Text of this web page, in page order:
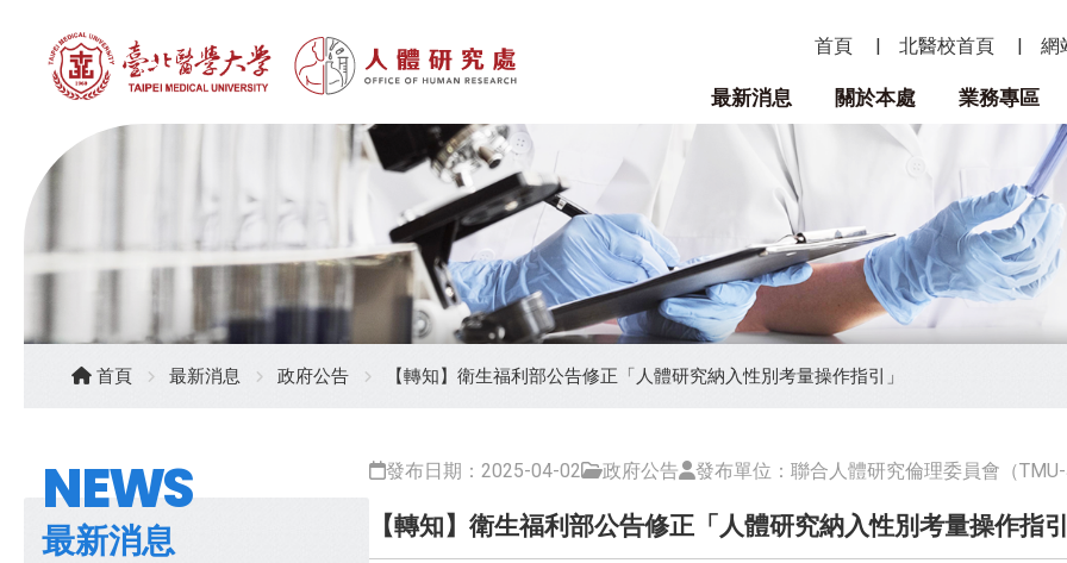
首頁 北醫校首頁 網
最新消息 關於本處 業務專區
首頁 最新消息 政府公告 【轉知】衛生福利部公告修正「人體研究納入性別考量操作指引」
NEWS
最新消息
發布日期：2025-04-02 政府公告 發布單位：聯合人體研究倫理委員會（
【轉知】衛生福利部公告修正「人體研究納入性別考量操作指